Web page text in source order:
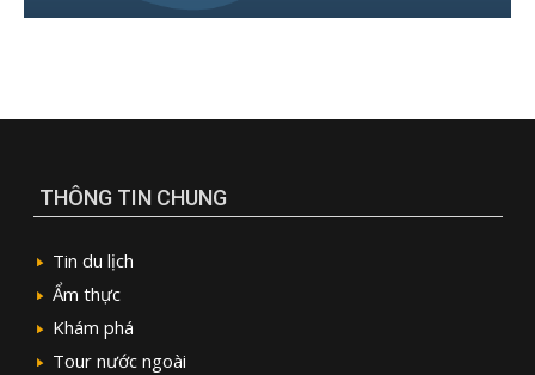
THÔNG TIN CHUNG
Tin du lịch
Ẩm thực
Khám phá
Tour nước ngoài